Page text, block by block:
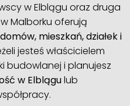
w Elblągu oraz druga
Malborku oferują
mieszkań, działek i
jesteś właścicielem
budowlanej i planujesz
w Elblągulub